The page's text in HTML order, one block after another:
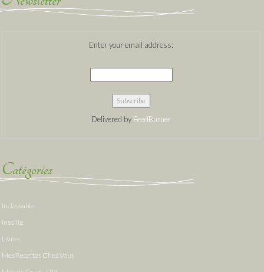
Enter your email address:
Delivered by FeedBurner
Catégories
Inclassable
Insolite
Livres
Mes Recettes Chez Vous